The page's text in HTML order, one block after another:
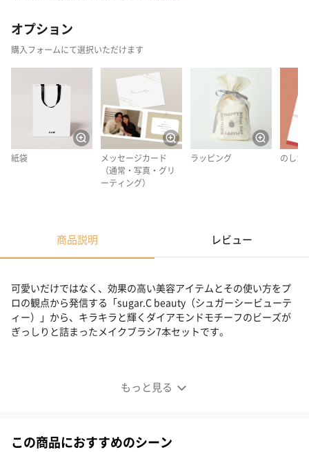
オプション
購入フォームにて選択いただけます
紙袋
メッセージカード
（通常・写真・グリ
ーティング）
ラッピング のしカ
商品説明 レビュー
もっと見る
可愛いだけではなく、効果の高い美容アイテムとその使い方をプ
ロの観点から発信する「sugar.C beauty（シュガーシービューテ
ィー）」から、キラキラと輝くダイアモンドモチーフのビーズが
ぎっしりと詰まったメイクブラシ7本セットです。
この商品におすすめのシーン